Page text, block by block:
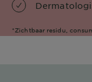
*Zichtbaar residu,